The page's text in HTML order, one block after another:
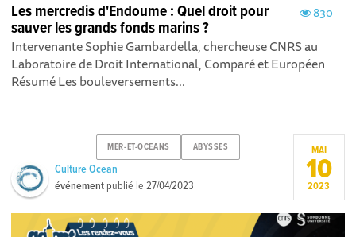
830
Les mercredis d'Endoume : Quel droit pour
sauver les grands fonds marins ?
Intervenante Sophie Gambardella, chercheuse CNRS au
Laboratoire de Droit International, Comparé et Européen
Résumé Les bouleversements...
MER-ET-OCEANS ABYSSES
Culture Ocean
événement publié le27/04/2023
MAI
10
2023